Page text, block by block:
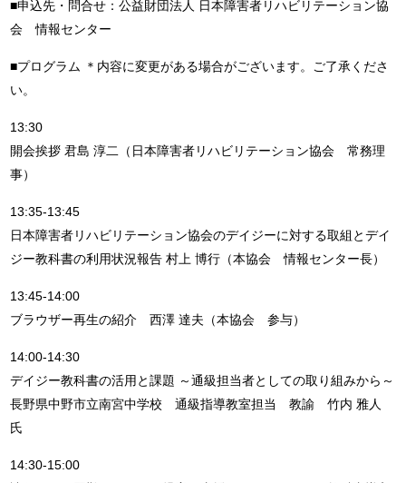
■申込先・問合せ：公益財団法人 日本障害者リハビリテーション協
会 情報センター
■プログラム ＊内容に変更がある場合がございます。ご了承くださ
い。
13:30
開会挨拶 君島 淳二（日本障害者リハビリテーション協会 常務理
事）
13:35-13:45
日本障害者リハビリテーション協会のデイジーに対する取組とデイ
ジー教科書の利用状況報告 村上 博行（本協会 情報センター長）
13:45-14:00
ブラウザー再生の紹介 西澤 達夫（本協会 参与）
14:00-14:30
デイジー教科書の活用と課題 ～通級担当者としての取り組みから～
長野県中野市立南宮中学校 通級指導教室担当 教諭 竹内 雅人
氏
14:30-15:00